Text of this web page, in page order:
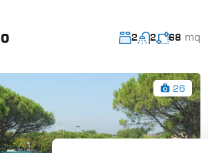
2 2 68 mq
26